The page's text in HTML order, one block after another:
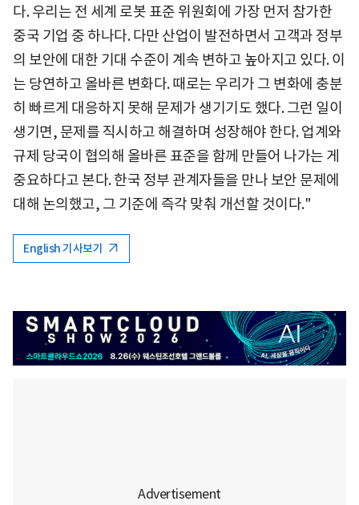
다. 우리는 전 세계 로봇 표준 위원회에 가장 먼저 참가한
중국 기업 중 하나다. 다만 산업이 발전하면서 고객과 정부
의 보안에 대한 기대 수준이 계속 변하고 높아지고 있다. 이
는 당연하고 올바른 변화다. 때로는 우리가 그 변화에 충분
히 빠르게 대응하지 못해 문제가 생기기도 했다. 그런 일이
생기면, 문제를 직시하고 해결하며 성장해야 한다. 업계와
규제 당국이 협의해 올바른 표준을 함께 만들어 나가는 게
중요하다고 본다. 한국 정부 관계자들을 만나 보안 문제에
대해 논의했고, 그 기준에 즉각 맞춰 개선할 것이다."
English 기사보기